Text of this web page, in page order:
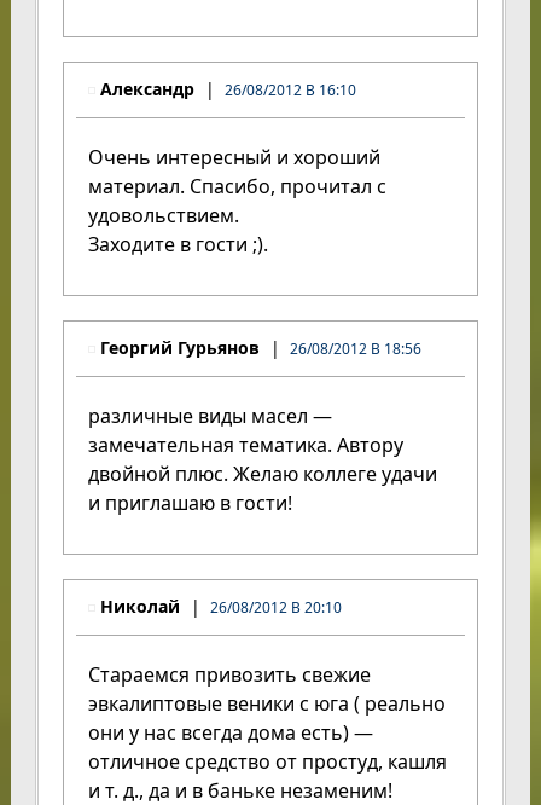
Александр 26/08/2012 В 16:10
Очень интересный и хороший
материал. Спасибо, прочитал с
удовольствием.
Заходите в гости ;).
Георгий Гурьянов 26/08/2012 В 18:56
различные виды масел —
замечательная тематика. Автору
двойной плюс. Желаю коллеге удачи
и приглашаю в гости!
Николай 26/08/2012 В 20:10
Стараемся привозить свежие
эвкалиптовые веники с юга ( реально
они у нас всегда дома есть) —
отличное средство от простуд, кашля
и т. д., да и в баньке незаменим!